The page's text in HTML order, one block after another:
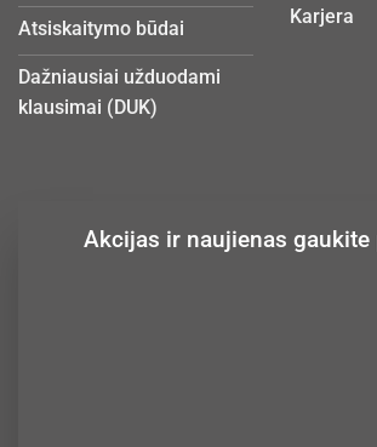
Atsiskaitymo būdai
Dažniausiai užduodami
klausimai (DUK)
Karjera
Akcijas ir naujienas